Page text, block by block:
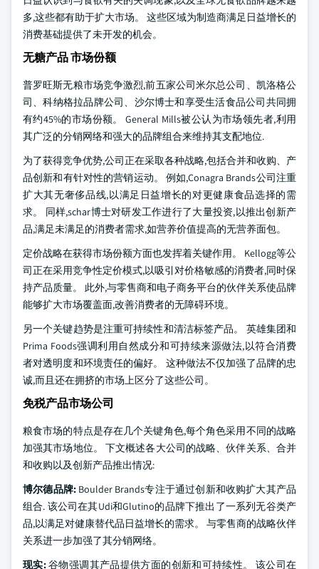
多,这些都有助于扩大市场。 这些区域为制造商满足日益增长的
消费基础提供了未开发的机会。
无糖产品 市场份额
普罗旺斯无粮市场竞争激烈,前五家公司米尔总公司、凯洛格公
司、科纳格拉品牌公司、沙尔博士和享受生活食品公司共同拥
有约45%的市场份额。 General Mills被公认为市场领先者,利用
其广泛的分销网络和强大的品牌组合来维持其支配地位.
为了获得竞争优势,公司正在采取各种战略,包括合并和收购、产
品创新和有针对性的营销运动。 例如,Conagra Brands公司注重
扩大其无奢侈品线,以满足日益增长的对更健康食品选择的需
求。 同样,schar博士对研发工作进行了大量投资,以推出创新产
品,满足未满足的消费者需求,如营养价值提高的无营养面包。
定价战略在获得市场份额方面也发挥着关键作用。 Kellogg等公
司正在采用竞争性定价模式,以吸引对价格敏感的消费者,同时保
持产品质量。 此外,与零售商和电子商务平台的伙伴关系使品牌
能够扩大市场覆盖面,改善消费者的无障碍环境。
另一个关键趋势是注重可持续性和清洁标签产品。 英雄集团和
Prima Foods强调利用自然成分和可持续来源做法,以符合消费
者对透明度和环境责任的偏好。 这种做法不仅加强了品牌的忠
诚,而且还在拥挤的市场上区分了这些公司。
免税产品市场公司
粮食市场的特点是存在几个关键角色,每个角色采用不同的战略
加强其市场地位。 下文概述各大公司的战略、伙伴关系、合并
和收购以及创新产品推出情况:
博尔德品牌:Boulder Brands专注于通过创新和收购扩大其产品
组合. 该公司在其Udi和Glutino的品牌下推出了一系列无谷类产
品,以满足对健康替代品日益增长的需求。 与零售商的战略伙伴
关系进一步加强了其分销网络。
现实:谷物强调其产品提供方面的创新和可持续性。 该公司在